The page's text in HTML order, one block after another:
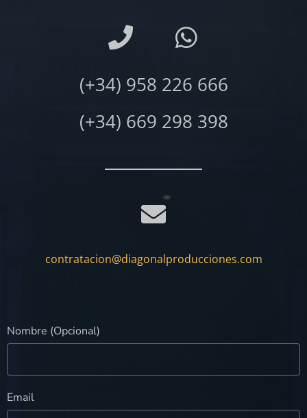
(+34) 958 226 666
(+34) 669 298 398
contratacion@diagonalproducciones.com
Nombre (Opcional)
Email